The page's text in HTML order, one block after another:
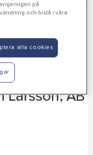
Larsson, AB
på
och bistå i våra
alla cookies